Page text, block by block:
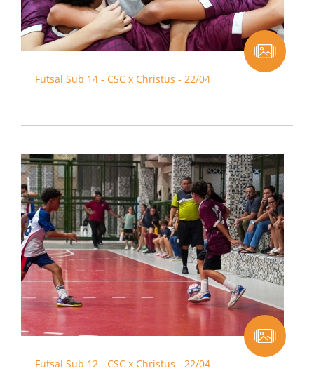
Futsal Sub 14 - CSC x Christus - 22/04
Futsal Sub 12 - CSC x Christus - 22/04